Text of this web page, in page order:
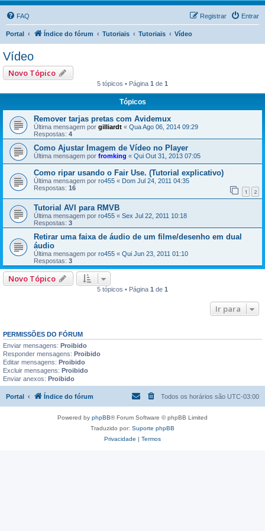
FAQ Entrar
Registrar
Portal Índice do fórum Tutoriais Tutoriais Vídeo
Vídeo
Novo Tópico
5 tópicos • Página 1 de 1
Tópicos
Remover tarjas pretas com Avidemux
Última mensagem por gilliardt « Qua Ago 06, 2014 09:29
Respostas: 4
Como Ajustar Imagem de Vídeo no Player
Última mensagem por fromking « Qui Out 31, 2013 07:05
Como ripar usando o Fair Use. (Tutorial explicativo)
Última mensagem por ro455 « Dom Jul 24, 2011 04:35
Respostas: 16 1 2
Tutorial AVI para RMVB
Última mensagem por ro455 « Sex Jul 22, 2011 10:18
Respostas: 3
Retirar uma faixa de áudio de um filme/desenho em dual
áudio
Última mensagem por ro455 « Qui Jun 23, 2011 01:10
Respostas: 3
Novo Tópico
5 tópicos • Página 1 de 1
Ir para
PERMISSÕES DO FÓRUM
Enviar mensagens: Proibido
Responder mensagens: Proibido
Editar mensagens: Proibido
Excluir mensagens: Proibido
Enviar anexos: Proibido
Portal Índice do fórum Todos os horários são UTC-03:00
Powered by phpBB® Forum Software © phpBB Limited
Traduzido por: Suporte phpBB
Privacidade | Termos